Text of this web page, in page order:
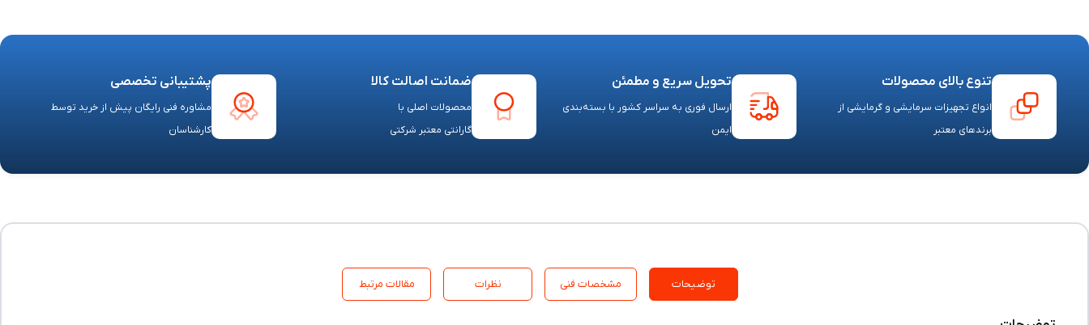
تنوع بالای محصولات
انواع تجهیزات سرمایشی و گرمایشی از
برندهای معتبر
تحویل سریع و مطمئن
ارسال فوری به سراسر کشور با بسته‌بندی
ایمن
ضمانت اصالت کالا
محصولات اصلی با
گارانتی معتبر شرکتی
پشتیبانی تخصصی
مشاوره فنی رایگان پیش از خرید توسط
کارشناسان
توضیحات مشخصات فنی نظرات مقالات مرتبط